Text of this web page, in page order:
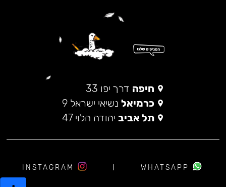
חיפה דרך יפו 33
כרמיאל נשיאי ישראל 9
תל אביב יהודה הלוי 47
WHATSAPP
INSTAGRAM